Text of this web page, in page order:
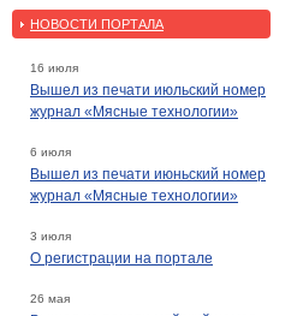
НОВОСТИ ПОРТАЛА
16 июля
Вышел из печати июльский номер
журнал «Мясные технологии»
6 июля
Вышел из печати июньский номер
журнал «Мясные технологии»
3 июля
О регистрации на портале
26 мая